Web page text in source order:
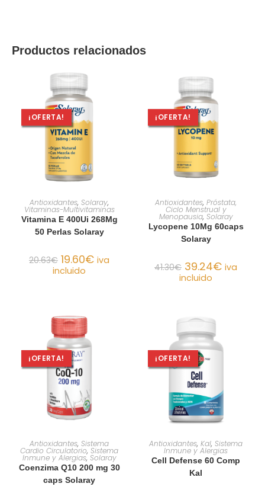
Productos relacionados
¡OFERTA!
AÑADIR AL CARRITO
Antioxidantes, Solaray,
Vitaminas-Multivitaminas
Vitamina E 400Ui 268Mg
50 Perlas Solaray
20.63€ 19.60€ iva
incluido
¡OFERTA!
AÑADIR AL CARRITO
Antioxidantes, Próstata,
Ciclo Menstrual y
Menopausia, Solaray
Lycopene 10Mg 60caps
Solaray
41.30€ 39.24€ iva
incluido
¡OFERTA!
AÑADIR AL CARRITO
Antioxidantes, Sistema
Cardio Circulatorio, Sistema
Inmune y Alergias, Solaray
Coenzima Q10 200 mg 30
caps Solaray
¡OFERTA!
AÑADIR AL CARRITO
Antioxidantes, Kal, Sistema
Inmune y Alergias
Cell Defense 60 Comp
Kal